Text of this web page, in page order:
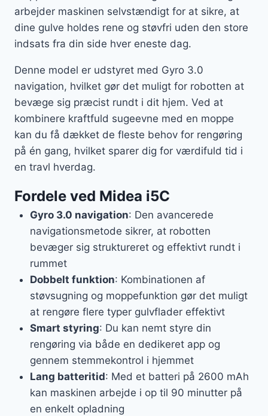
arbejder maskinen selvstændigt for at sikre, at
dine gulve holdes rene og støvfri uden den store
indsats fra din side hver eneste dag.
Denne model er udstyret med Gyro 3.0
navigation, hvilket gør det muligt for robotten at
bevæge sig præcist rundt i dit hjem. Ved at
kombinere kraftfuld sugeevne med en moppe
kan du få dækket de fleste behov for rengøring
på én gang, hvilket sparer dig for værdifuld tid i
en travl hverdag.
Fordele ved Midea i5C
Gyro 3.0 navigation: Den avancerede
navigationsmetode sikrer, at robotten
bevæger sig struktureret og effektivt rundt i
rummet
Dobbelt funktion: Kombinationen af
støvsugning og moppefunktion gør det muligt
at rengøre flere typer gulvflader effektivt
Smart styring: Du kan nemt styre din
rengøring via både en dedikeret app og
gennem stemmekontrol i hjemmet
Lang batteritid: Med et batteri på 2600 mAh
kan maskinen arbejde i op til 90 minutter på
en enkelt opladning